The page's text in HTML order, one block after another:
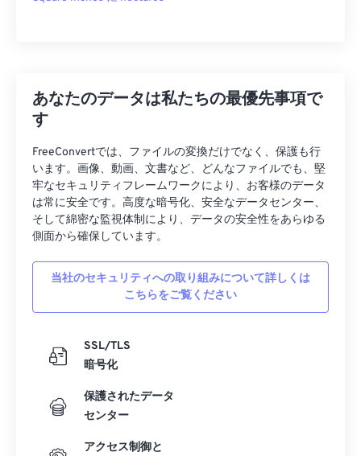
あなたのデータは私たちの最優先事項で
す
FreeConvertでは、ファイルの変換だけでなく、保護も行
います。画像、動画、文書など、どんなファイルでも、堅
牢なセキュリティフレームワークにより、お客様のデータ
は常に安全です。高度な暗号化、安全なデータセンター、
そして綿密な監視体制により、データの安全性をあらゆる
側面から確保しています。
当社のセキュリティへの取り組みについて詳しくは
こちらをご覧ください
SSL/TLS
暗号化
保護されたデータ
センター
アクセス制御と